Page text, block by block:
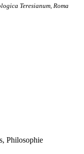
Teresianum, Roma
Philosophie